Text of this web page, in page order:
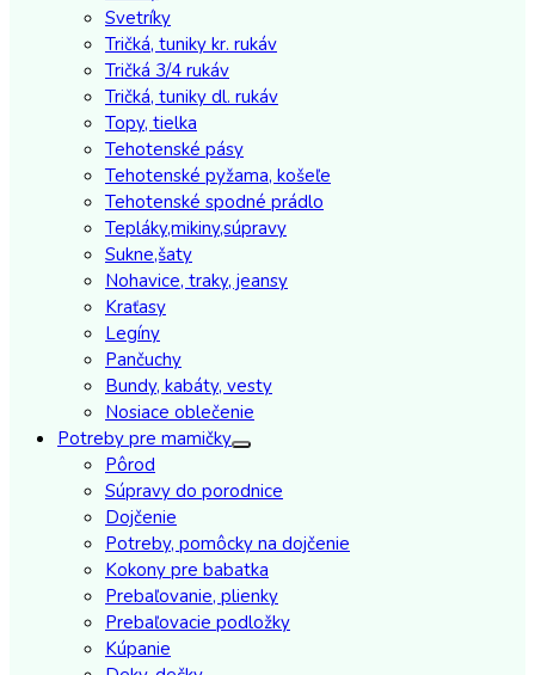
Svetríky
Tričká, tuniky kr. rukáv
Tričká 3/4 rukáv
Tričká, tuniky dl. rukáv
Topy, tielka
Tehotenské pásy
Tehotenské pyžama, košeľe
Tehotenské spodné prádlo
Tepláky,mikiny,súpravy
Sukne,šaty
Nohavice, traky, jeansy
Kraťasy
Legíny
Pančuchy
Bundy, kabáty, vesty
Nosiace oblečenie
Potreby pre mamičky
Pôrod
Súpravy do porodnice
Dojčenie
Potreby, pomôcky na dojčenie
Kokony pre babatka
Prebaľovanie, plienky
Prebaľovacie podložky
Kúpanie